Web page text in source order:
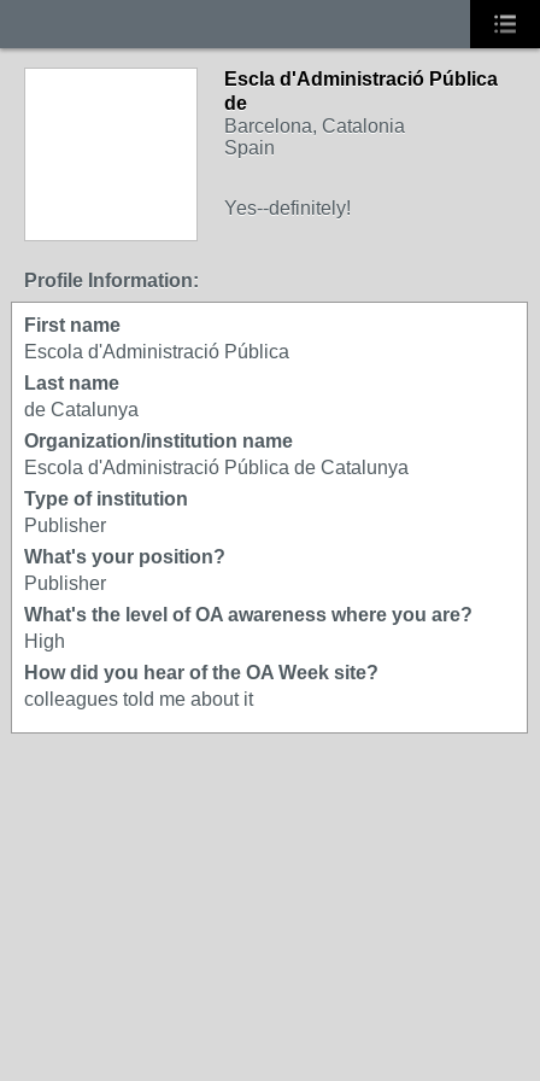
Escla d'Administració Pública
de
Barcelona, Catalonia
Spain
Yes--definitely!
Profile Information:
First name
Escola d'Administració Pública
Last name
de Catalunya
Organization/institution name
Escola d'Administració Pública de Catalunya
Type of institution
Publisher
What's your position?
Publisher
What's the level of OA awareness where you are?
High
How did you hear of the OA Week site?
colleagues told me about it